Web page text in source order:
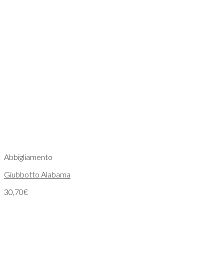
Abbigliamento
Giubbotto Alabama
30,70€